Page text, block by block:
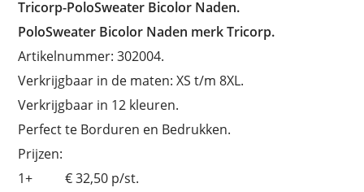
Tricorp-PoloSweater Bicolor Naden.
PoloSweater Bicolor Naden merk Tricorp.
Artikelnummer: 302004.
Verkrijgbaar in de maten: XS t/m 8XL.
Verkrijgbaar in 12 kleuren.
Perfect te Borduren en Bedrukken.
Prijzen:
1+ € 32,50 p/st.